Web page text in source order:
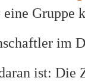
Gruppe
im
ist: Die